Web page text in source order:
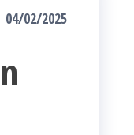
04/02/2025